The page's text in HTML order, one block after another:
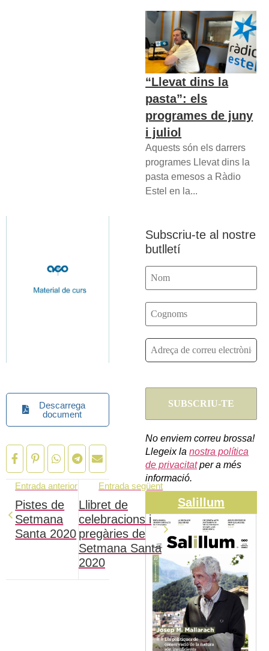
Descarrega
document
Entrada anterior
Pistes de
Setmana
Santa 2020
Entrada següent
Llibret de
celebracions i
pregàries de
Setmana Santa
2020
“Llevat dins la
pasta”: els
programes de juny
i juliol
Aquests són els darrers
programes Llevat dins la
pasta emesos a Ràdio
Estel en la...
Subscriu-te al nostre
butlletí
No enviem correu brossa!
Llegeix lanostra política
de privacitatper a més
informació.
Salillum